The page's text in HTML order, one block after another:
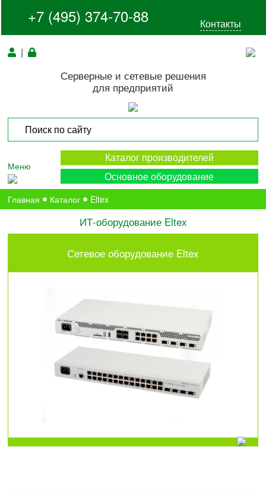
+7 (495) 374-70-88 Контакты
|
Серверные и сетевые решения
для предприятий
Меню
Каталог производителей
Основное оборудование
Главная Каталог Eltex
ИТ-оборудование Eltex
Сетевое оборудование Eltex